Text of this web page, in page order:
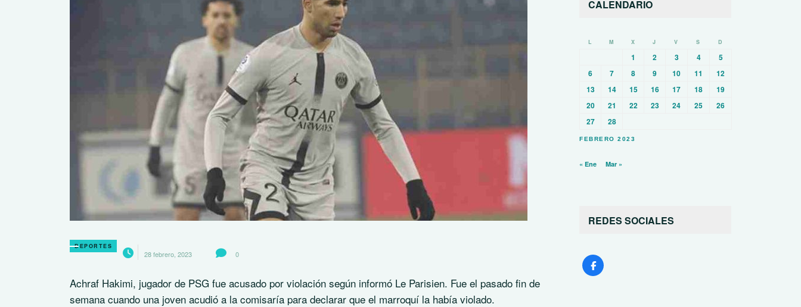
DEPORTES
28 febrero, 2023 0
Achraf Hakimi, jugador de PSG fue acusado por violación según informó Le Parisien. Fue el pasado fin de
semana cuando una joven acudió a la comisaría para declarar que el marroquí la había violado.
CALENDARIO
FEBRERO 2023
L M X J V S D
1 2 3 4
5
6
7 8 9 10 11
12
13
14 15 16 17 18
19
20
21 22 23 24 25
26
27
28
« Ene Mar »
REDES SOCIALES